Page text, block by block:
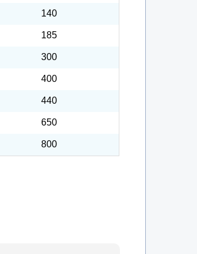
140
185
300
400
440
650
800